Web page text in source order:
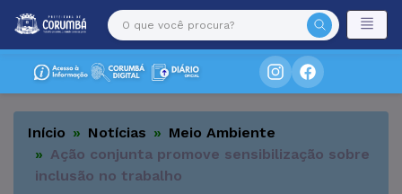
Início Notícias
Meio Ambiente
Ação conjunta promove sensibilização sobre
inclusão no trabalho